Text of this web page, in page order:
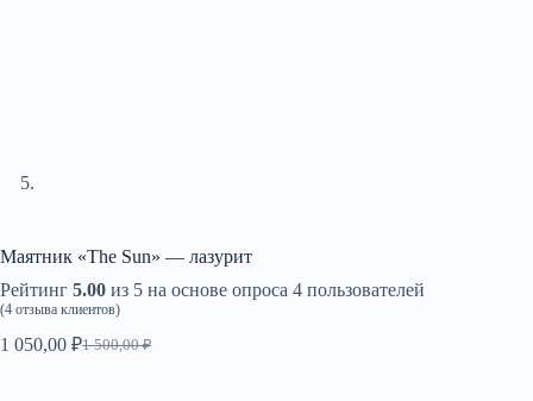
Маятник «The Sun» — лазурит
Рейтинг 5.00 из 5 на основе опроса 4 пользователей
(4 отзыва клиентов)
1 500,00₽
Первоначальная
1 050,00 ₽
Текущая